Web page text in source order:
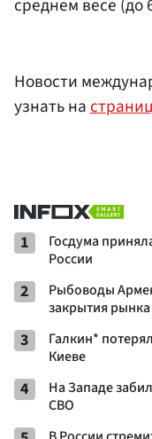
среднем весе (до
Новости
узнать на
1
Госдума
России
2
Рыбоводы
закрытия
3
Галкин*
Киеве
4
На Западе
СВО